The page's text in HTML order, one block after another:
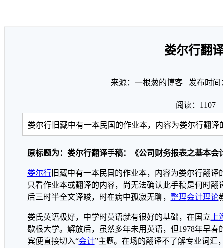
娄尔行翻
来源：一根葱的博客 发布时
阅读： 1107
娄尔行旧藏中有一本民国的作业本，内容为娄尔行翻
原标题为：娄尔行翻译手稿：《公司财务报表之基本会
娄尔行旧藏中有一本民国的作业本，内容为娄尔行翻译
只看作业本或翻译的内容，尚无法确认此手稿是何时
后三时半全文译竣，时在病中孤寂无聊， 整理会计理论
娄氏英语极好，中学时英语就有很好的基础，在国立 上
歇根大学。解放后，虽然多年未用英语，但1978年早春
宾便直接切入“会计”主题。在场的翻译不了解专业词汇